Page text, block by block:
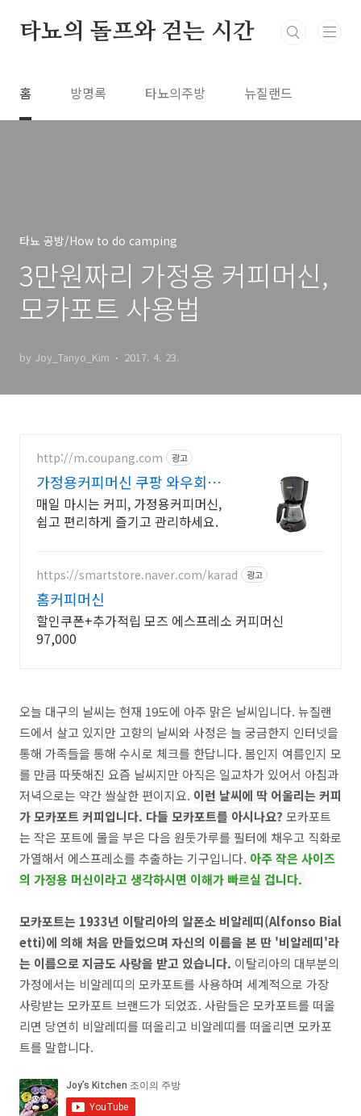
타뇨의 돌프와 걷는 시간
홈 방명록 타뇨의주방 뉴질랜드
타뇨 공방/How to do camping
3만원짜리 가정용 커피머신,
모카포트 사용법
by Joy_Tanyo_Kim 2017. 4. 23.
http://m.coupang.com 광고
가정용커피머신 쿠팡 와우회원
무제한 무료
매일 마시는 커피, 가정용커피머신,
쉽고 편리하게 즐기고 관리하세요.
https://smartstore.naver.com/karad 광고
홈커피머신
할인쿠폰+추가적립 모즈 에스프레소 커피머신
97,000
오늘 대구의 날씨는 현재 19도에 아주 맑은 날씨입니다. 뉴질랜
드에서 살고 있지만 고향의 날씨와 사정은 늘 궁금한지 인터넷을
통해 가족들을 통해 수시로 체크를 한답니다. 봄인지 여름인지 모
를 만큼 따뜻해진 요즘 날씨지만 아직은 일교차가 있어서 아침과
저녁으로는 약간 쌀살한 편이지요. 이런 날씨에 딱 어울리는 커피
가 모카포트 커피입니다. 다들 모카포트를 아시나요? 모카포트
는 작은 포트에 물을 부은 다음 원둣가루를 필터에 채우고 직화로
가열해서 에스프레소를 추출하는 기구입니다. 아주 작은 사이즈
의 가정용 머신이라고 생각하시면 이해가 빠르실 겁니다.
모카포트는 1933년 이탈리아의 알폰소 비알레띠(Alfonso Bial
etti)에 의해 처음 만들었으며 자신의 이름을 본 딴 '비알레띠'라
는 이름으로 지금도 사랑을 받고 있습니다. 이탈리아의 대부분의
가정에서는 비알레띠의 모카포트를 사용하며 세계적으로 가장
사랑받는 모카포트 브랜드가 되었죠. 사람들은 모카포트를 떠올
리면 당연히 비알레띠를 떠올리고 비알레띠를 떠올리면 모카포
트를 말합니다.